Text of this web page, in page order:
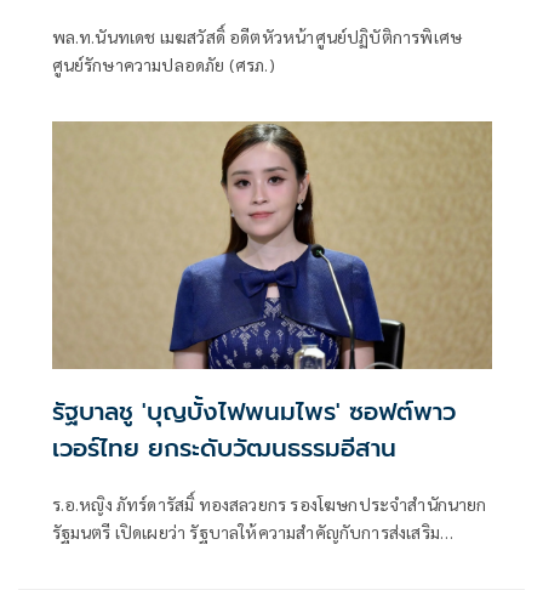
พล.ท.นันทเดช เมฆสวัสดิ์ อดีตหัวหน้าศูนย์ปฏิบัติการพิเศษ
ศูนย์รักษาความปลอดภัย (ศรภ.)
รัฐบาลชู 'บุญบั้งไฟพนมไพร' ซอฟต์พาว
เวอร์ไทย ยกระดับวัฒนธรรมอีสาน
ร.อ.หญิง ภัทร์ดารัสมิ์ ทองสลวยกร รองโฆษกประจำสำนักนายก
รัฐมนตรี เปิดเผยว่า รัฐบาลให้ความสำคัญกับการส่งเสริม